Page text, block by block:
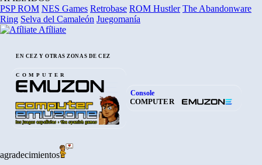
PSP ROM NES Games Retrobase ROM Hustler The Abandonware
Ring Selva del Camaleón Juegomanía
Afíliate
EN CEZ Y OTRAS ZONAS DE CEZ
COMPUTER
Console
COMPUTER
agradecimientos